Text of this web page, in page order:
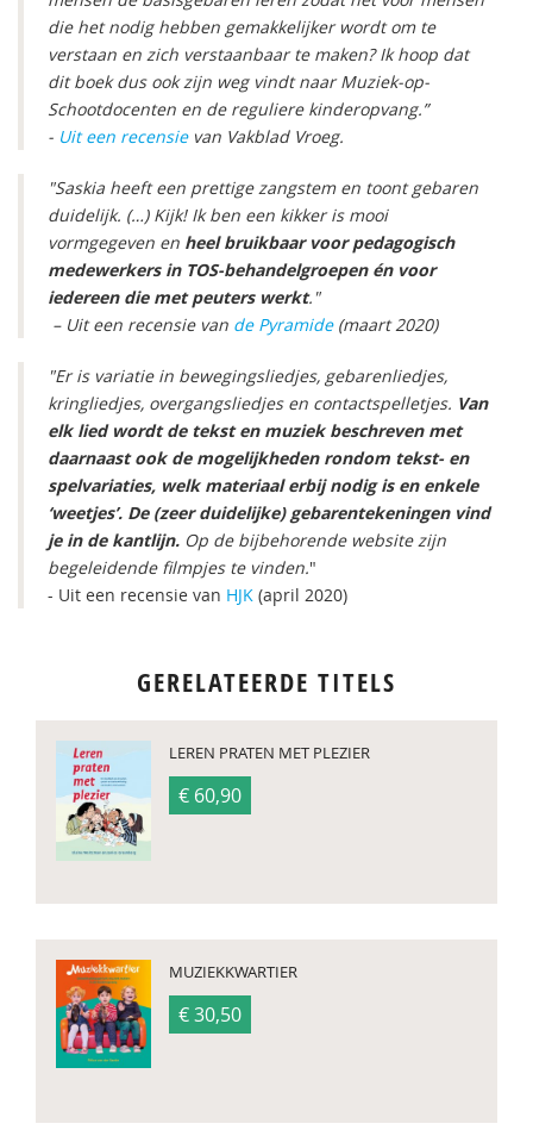
die het nodig hebben gemakkelijker wordt om te
verstaan en zich verstaanbaar te maken? Ik hoop dat
dit boek dus ook zijn weg vindt naar Muziek-op-
Schootdocenten en de reguliere kinderopvang.”
- Uit een recensievan Vakblad Vroeg.
"Saskia heeft een prettige zangstem en toont gebaren
duidelijk. (…) Kijk! Ik ben een kikker is mooi
vormgegeven en heel bruikbaar voor pedagogisch
medewerkers in TOS-behandelgroepen én voor
iedereen die met peuters werkt."
– Uit een recensie van de Pyramide(maart 2020)
"Er is variatie in bewegingsliedjes, gebarenliedjes,
kringliedjes, overgangsliedjes en contactspelletjes. Van
elk lied wordt de tekst en muziek beschreven met
daarnaast ook de mogelijkheden rondom tekst- en
spelvariaties, welk materiaal erbij nodig is en enkele
‘weetjes’. De (zeer duidelijke) gebarentekeningen vind
je in de kantlijn. Op de bijbehorende website zijn
begeleidende filmpjes te vinden."
- Uit een recensie van HJK (april 2020)
GERELATEERDE TITELS
LEREN PRATEN MET PLEZIER
€ 60,90
MUZIEKKWARTIER
€ 30,50